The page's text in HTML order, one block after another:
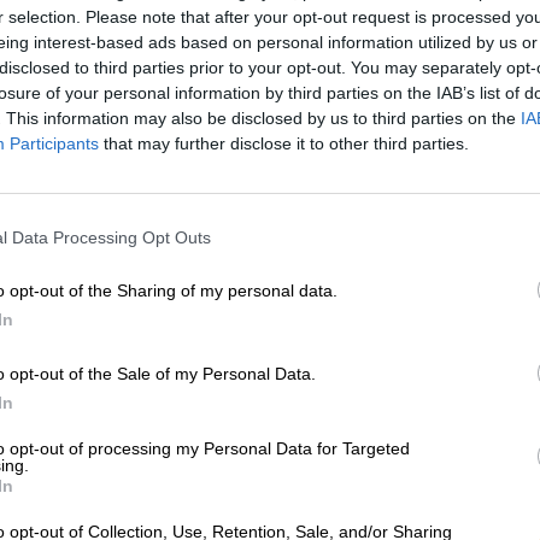
selection. Please note that after your opt-out request is processed
interest-based ads based on personal information utilized by us
to third parties prior to your opt-out. You may separately
of your personal information by third parties on the IAB’s list of
This information may also be disclosed by us to third parties on the
Participants that may further disclose it to other third parties.
Data Processing Opt Outs
opt-out of the Sharing of my personal data.
opt-out of the Sale of my Personal Data.
opt-out of processing my Personal Data for Targeted
opt-out of Collection, Use, Retention, Sale, and/or Sharing
* Les prix incluent la TVA légale. Plus LivraisonplusDépôt€
* Les prix incluent les droits d’accise
Description Info Critiques(0)
Paderborn est une ville qui a toujours été et est
de la ville se trouve la chapelle Zur Hilligen Seele, qui
apprécié des croyants d’ici et d’ailleurs. Non loin se
militaire et commerciale était utilisée dès le XVIIe
déplacements vers et depuis Francfort. Il existe
cette époque et encourage les pèlerins modernes à
Tous ceux qui ont soif de réflexion et de randonnée
Pilger Landbier provient de la brasserie de Paderborn
pèlerinage animée autour de Paderborn. Cette bière
ambrée naturellement trouble et est élaborée avec de
l’orge sélectionnée de la région, des houblons les plus